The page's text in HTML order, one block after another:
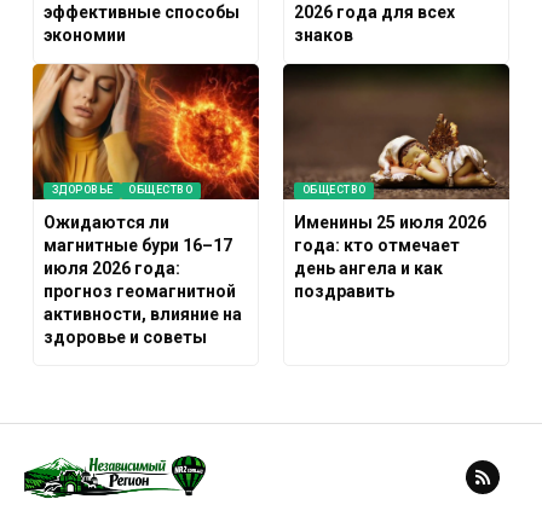
эффективные способы
экономии
2026 года для всех
знаков
ЗДОРОВЬЕ ОБЩЕСТВО
Ожидаются ли
магнитные бури 16–17
июля 2026 года:
прогноз геомагнитной
активности, влияние на
здоровье и советы
ОБЩЕСТВО
Именины 25 июля 2026
года: кто отмечает
день ангела и как
поздравить